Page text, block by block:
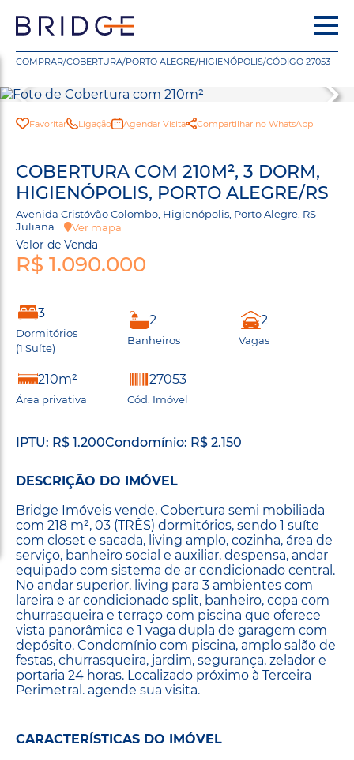
COMPRAR/COBERTURA/PORTO ALEGRE/HIGIENÓPOLIS/CÓDIGO 27053
Favoritar Ligação Agendar Visita Compartilhar no WhatsApp
COBERTURA COM 210M², 3 DORM,
HIGIENÓPOLIS, PORTO ALEGRE/RS
Avenida Cristóvão Colombo, Higienópolis, Porto Alegre, RS -
Juliana
Ver mapa
Valor de Venda
R$ 1.090.000
3
Dormitórios
(1 Suíte)
2
Banheiros
2
Vagas
210m²
Área privativa
27053
Cód. Imóvel
IPTU: R$ 1.200Condomínio: R$ 2.150
DESCRIÇÃO DO IMÓVEL
Bridge Imóveis vende, Cobertura semi mobiliada
com 218 m², 03 (TRÊS) dormitórios, sendo 1 suíte
com closet e sacada, living amplo, cozinha, área de
serviço, banheiro social e auxiliar, despensa, andar
equipado com sistema de ar condicionado central.
No andar superior, living para 3 ambientes com
lareira e ar condicionado split, banheiro, copa com
churrasqueira e terraço com piscina que oferece
vista panorâmica e 1 vaga dupla de garagem com
depósito. Condomínio com piscina, amplo salão de
festas, churrasqueira, jardim, segurança, zelador e
portaria 24 horas. Localizado próximo à Terceira
Perimetral. agende sua visita.
CARACTERÍSTICAS DO IMÓVEL